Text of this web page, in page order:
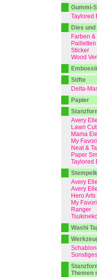
Gummi-
Taylored
Dies und
Farben
Sticker
Wood
Stifte
Delta-
Papier
Avery
Lawn
Mama
My
Neat &
Paper
Taylored
Avery Elle
Avery
Hero Arts
My
Ranger
Washi
Sonstiges
Themen